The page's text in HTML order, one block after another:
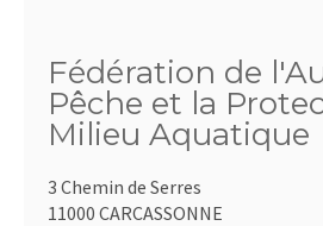
Fédération de
Pêche et la
Milieu Aquatique
3 Chemin de Serres
11000 CARCASSONNE